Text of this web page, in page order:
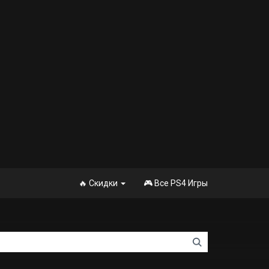
🔥 Скидки 🎮 Все PS4 Игры